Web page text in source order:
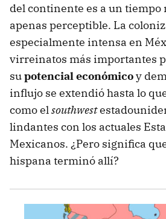
del continente es a un tiempo
apenas perceptible. La
especialmente intensa en
virreinatos más importantes
supotencial económicoy
influjo se extendió hasta lo
como elsouthwest
lindantes con los actuales
Mexicanos. ¿Pero significa
hispana terminó allí?